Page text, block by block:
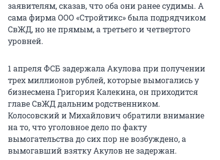
заявителям, сказав, что оба они ранее судимы. А
сама фирма ООО «Стройтикс» была подрядчиком
СвЖД, но не прямым, а третьего и четвертого
уровней.
1 апреля ФСБ задержала Акулова при получении
трех миллионов рублей, которые вымогались у
бизнесмена Григория Калекина, он приходится
главе СвЖД дальним родственником.
Колосовский и Михайлович обратили внимание
на то, что уголовное дело по факту
вымогательства до сих пор не возбуждено, а
вымогавший взятку Акулов не задержан.